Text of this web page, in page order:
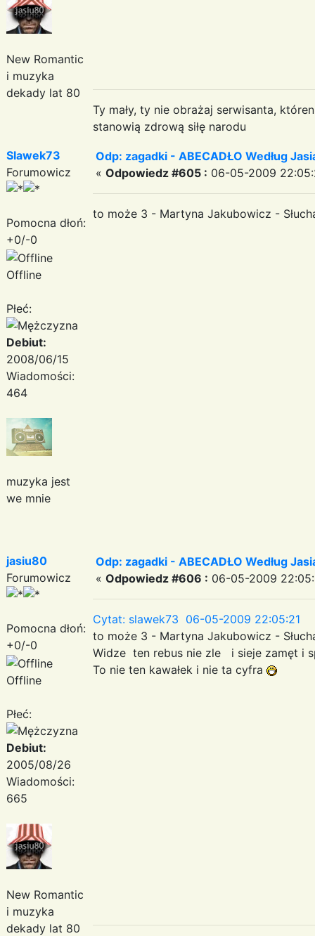
New Romantic
i muzyka
dekady lat 80
Ty mały, ty nie obrażaj serwisanta,
stanowią zdrową siłę narodu
Slawek73
Forumowicz
Pomocna dłoń:
+0/-0
Offline
Płeć:
Debiut:
2008/06/15
Wiadomości:
464
muzyka jest
we mnie
Odp: zagadki - ABECADŁO Według
« Odpowiedz #605 : 06-05-2009
to może 3 - Martyna Jakubowicz -
jasiu80
Forumowicz
Pomocna dłoń:
+0/-0
Offline
Płeć:
Debiut:
2005/08/26
Wiadomości:
665
New Romantic
i muzyka
dekady lat 80
Odp: zagadki - ABECADŁO Według
« Odpowiedz #606 : 06-05-2009
Cytat: slawek73 06-05-2009 22:05:21
to może 3 - Martyna Jakubowicz -
Widze ten rebus nie zle i sieje zamęt i
To nie ten kawałek i nie ta cyfra